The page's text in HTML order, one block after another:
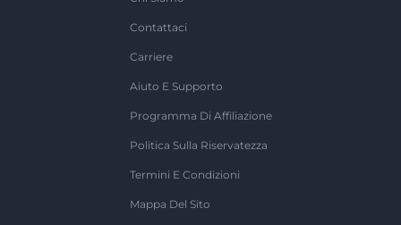
Contattaci
Carriere
Aiuto E Supporto
Programma Di Affiliazione
Politica Sulla Riservatezza
Termini E Condizioni
Mappa Del Sito